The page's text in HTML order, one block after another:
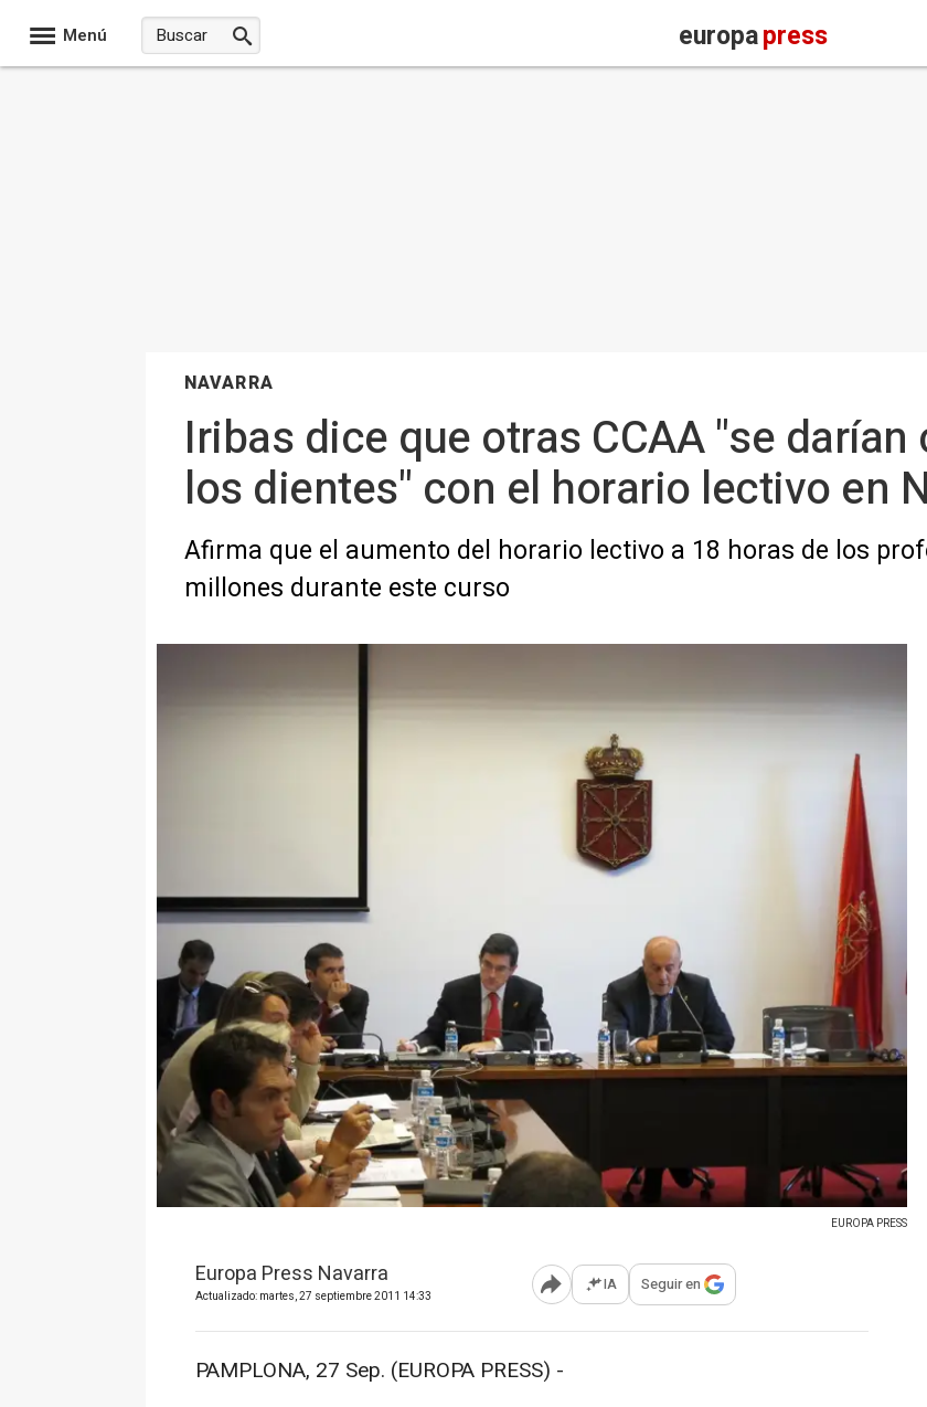
Menú europapress
NAVARRA
Iribas dice que otras CCAA "se
los dientes" con el horario lectivo en
Afirma que el aumento del horario lectivo a 18 horas de los
millones durante este curso
EUROPA PRESS
Europa Press Navarra
Actualizado: martes, 27 septiembre 2011 14:33 Abrir opciones para compartir
IA Seguir en
PAMPLONA, 27 Sep. (EUROPA PRESS) -